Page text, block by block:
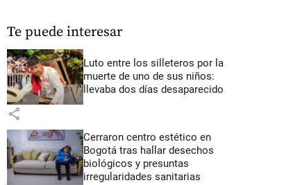
Te puede interesar
Luto entre los silleteros por la
muerte de uno de sus niños:
llevaba dos días desaparecido
share
Cerraron centro estético en
Bogotá tras hallar desechos
biológicos y presuntas
irregularidades sanitarias